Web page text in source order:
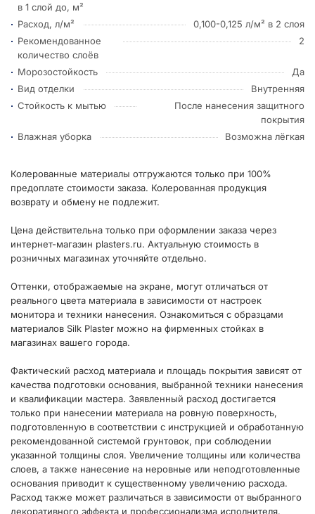
в 1 слой до, м²
Расход, л/м²
0,100-0,125 л/м² в 2 слоя
Рекомендованное
количество слоёв
2
Морозостойкость
Да
Вид отделки
Внутренняя
Стойкость к мытью
После нанесения защитного
покрытия
Влажная уборка
Возможна лёгкая
Колерованные материалы отгружаются только при 100%
предоплате стоимости заказа. Колерованная продукция
возврату и обмену не подлежит.
Цена действительна только при оформлении заказа через
интернет-магазин plasters.ru. Актуальную стоимость в
розничных магазинах уточняйте отдельно.
Оттенки, отображаемые на экране, могут отличаться от
реального цвета материала в зависимости от настроек
монитора и техники нанесения. Ознакомиться с образцами
материалов Silk Plaster можно на фирменных стойках в
магазинах вашего города.
Фактический расход материала и площадь покрытия зависят от
качества подготовки основания, выбранной техники нанесения
и квалификации мастера. Заявленный расход достигается
только при нанесении материала на ровную поверхность,
подготовленную в соответствии с инструкцией и обработанную
рекомендованной системой грунтовок, при соблюдении
указанной толщины слоя. Увеличение толщины или количества
слоев, а также нанесение на неровные или неподготовленные
основания приводит к существенному увеличению расхода.
Расход также может различаться в зависимости от выбранного
декоративного эффекта и профессионализма исполнителя.